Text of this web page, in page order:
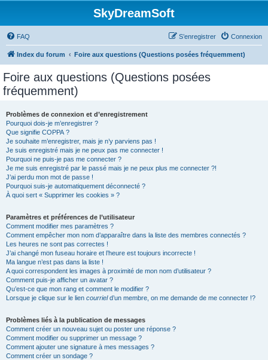
SkyDreamSoft
FAQ Connexion
S’enregistrer
Index du forum Foire aux questions (Questions posées fréquemment)
Foire aux questions (Questions posées
fréquemment)
Problèmes de connexion et d’enregistrement
Pourquoi dois-je m’enregistrer ?
Que signifie COPPA ?
Je souhaite m’enregistrer, mais je n’y parviens pas !
Je suis enregistré mais je ne peux pas me connecter !
Pourquoi ne puis-je pas me connecter ?
Je me suis enregistré par le passé mais je ne peux plus me connecter ?!
J’ai perdu mon mot de passe !
Pourquoi suis-je automatiquement déconnecté ?
À quoi sert « Supprimer les cookies » ?
Paramètres et préférences de l’utilisateur
Comment modifier mes paramètres ?
Comment empêcher mon nom d’apparaître dans la liste des membres connectés ?
Les heures ne sont pas correctes !
J’ai changé mon fuseau horaire et l’heure est toujours incorrecte !
Ma langue n’est pas dans la liste !
A quoi correspondent les images à proximité de mon nom d’utilisateur ?
Comment puis-je afficher un avatar ?
Qu’est-ce que mon rang et comment le modifier ?
Lorsque je clique sur le lien courrield’un membre, on me demande de me connecter !?
Problèmes liés à la publication de messages
Comment créer un nouveau sujet ou poster une réponse ?
Comment modifier ou supprimer un message ?
Comment ajouter une signature à mes messages ?
Comment créer un sondage ?